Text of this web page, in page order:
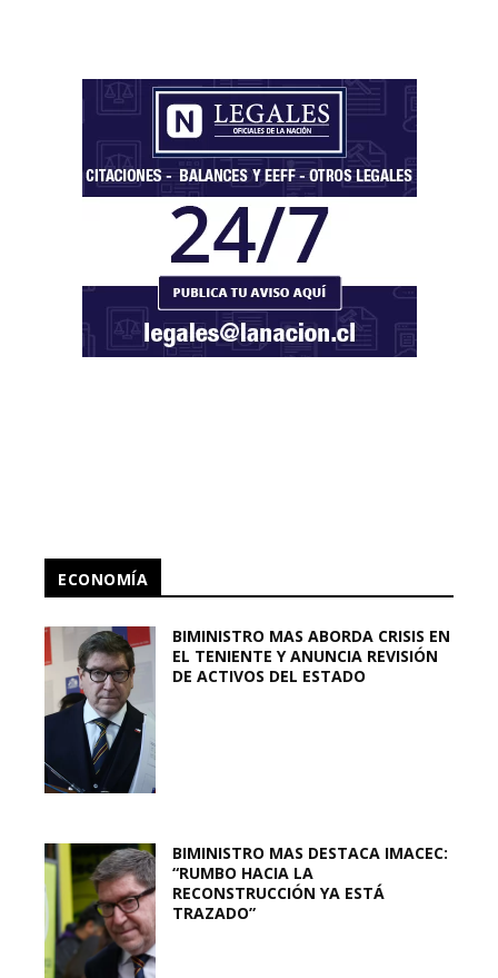
ECONOMÍA
BIMINISTRO MAS ABORDA CRISIS EN
EL TENIENTE Y ANUNCIA REVISIÓN
DE ACTIVOS DEL ESTADO
BIMINISTRO MAS DESTACA IMACEC:
“RUMBO HACIA LA
RECONSTRUCCIÓN YA ESTÁ
TRAZADO”